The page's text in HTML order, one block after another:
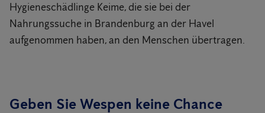
Hygieneschädlinge Keime, die sie bei der
Nahrungssuche in Brandenburg an der Havel
aufgenommen haben, an den Menschen übertragen.
Geben Sie Wespen keine Chance